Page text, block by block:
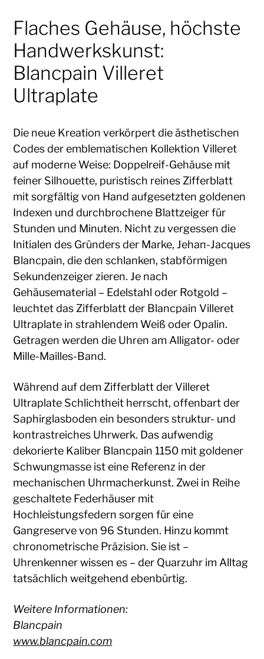
Flaches Gehäuse, höchste
Handwerkskunst:
Blancpain Villeret
Ultraplate
Die neue Kreation verkörpert die ästhetischen
Codes der emblematischen Kollektion Villeret
auf moderne Weise: Doppelreif-Gehäuse mit
feiner Silhouette, puristisch reines Zifferblatt
mit sorgfältig von Hand aufgesetzten goldenen
Indexen und durchbrochene Blattzeiger für
Stunden und Minuten. Nicht zu vergessen die
Initialen des Gründers der Marke, Jehan-Jacques
Blancpain, die den schlanken, stabförmigen
Sekundenzeiger zieren. Je nach
Gehäusematerial – Edelstahl oder Rotgold –
leuchtet das Zifferblatt der Blancpain Villeret
Ultraplate in strahlendem Weiß oder Opalin.
Getragen werden die Uhren am Alligator- oder
Mille-Mailles-Band.
Während auf dem Zifferblatt der Villeret
Ultraplate Schlichtheit herrscht, offenbart der
Saphirglasboden ein besonders struktur- und
kontrastreiches Uhrwerk. Das aufwendig
dekorierte Kaliber Blancpain 1150 mit goldener
Schwungmasse ist eine Referenz in der
mechanischen Uhrmacherkunst. Zwei in Reihe
geschaltete Federhäuser mit
Hochleistungsfedern sorgen für eine
Gangreserve von 96 Stunden. Hinzu kommt
chronometrische Präzision. Sie ist –
Uhrenkenner wissen es – der Quarzuhr im Alltag
tatsächlich weitgehend ebenbürtig.
Weitere Informationen:
Blancpain
www.blancpain.com